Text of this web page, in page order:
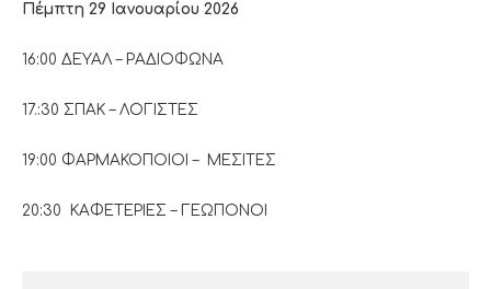
Πέμπτη 29 Ιανουαρίου 2026
16:00 ΔΕΥΑΛ – ΡΑΔΙΟΦΩΝΑ
17.:30 ΣΠΑΚ – ΛΟΓΙΣΤΕΣ
19:00 ΦΑΡΜΑΚΟΠΟΙΟΙ – ΜΕΣΙΤΕΣ
20:30 ΚΑΦΕΤΕΡΙΕΣ – ΓΕΩΠΟΝΟΙ